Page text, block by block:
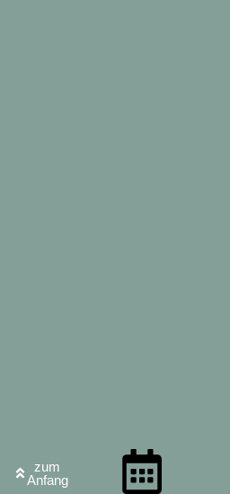
zum
Anfang